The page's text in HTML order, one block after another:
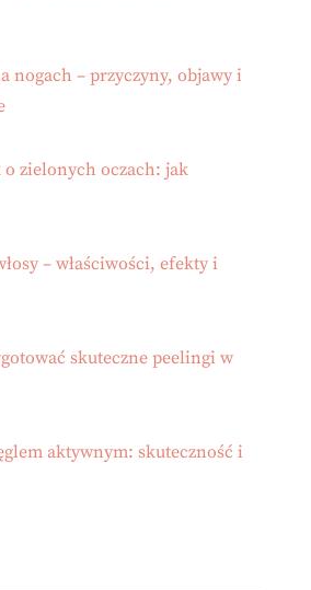
nogach – przyczyny, objawy i
zielonych oczach: jak
– właściwości, efekty i
skuteczne peelingi w
aktywnym: skuteczność i